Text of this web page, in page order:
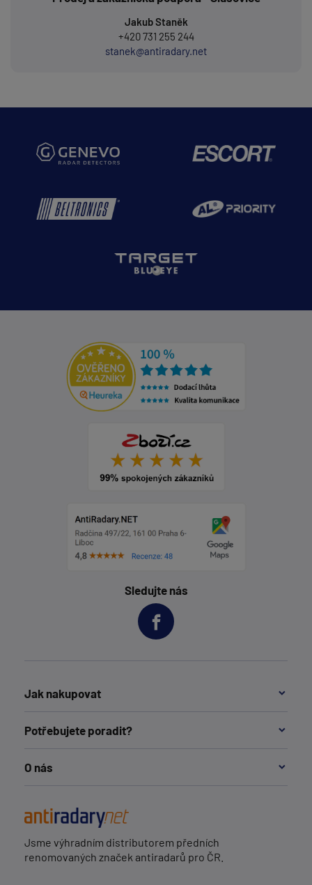
Jakub Staněk
+420 731 255 244
stanek@antiradary.net
Sledujte nás
Jak nakupovat
Potřebujete poradit?
O nás
Jsme výhradním distributorem předních
renomovaných značek antiradarů pro ČR.